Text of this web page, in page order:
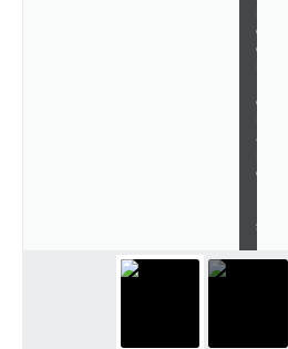
o
e
e
á
o
s